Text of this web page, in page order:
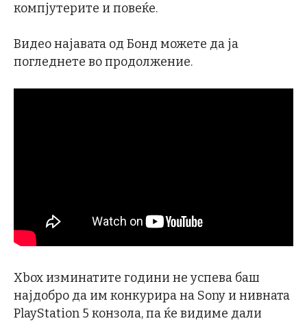
компјутерите и повеќе.
Видео најавата од Бонд можете да ја
погледнете во продолжение.
Xbox изминатите години не успева баш
најдобро да им конкурира на Sony и нивната
PlayStation 5 конзола, па ќе видиме дали